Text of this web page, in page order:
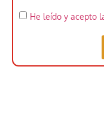
He leído y acepto